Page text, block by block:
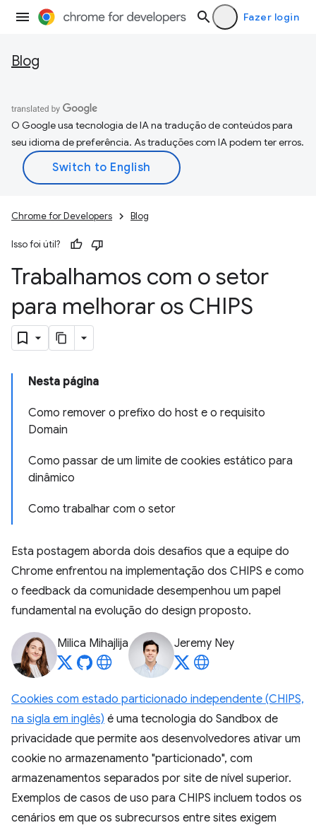
Fazer login
Blog
O Google usa tecnologia de IA na tradução de conteúdos para
seu idioma de preferência. As traduções com IA podem ter erros.
Chrome for Developers Blog
Isso foi útil?
Trabalhamos com o setor
para melhorar os CHIPS
Nesta página
Como remover o prefixo do host e o requisito
Domain
Como passar de um limite de cookies estático para
dinâmico
Como trabalhar com o setor
Esta postagem aborda dois desafios que a equipe do
Chrome enfrentou na implementação dos CHIPS e como
o feedback da comunidade desempenhou um papel
fundamental na evolução do design proposto.
Milica Mihajlija Jeremy Ney
Cookies com estado particionado independente (CHIPS,
na sigla em inglês) é uma tecnologia do Sandbox de
privacidade que permite aos desenvolvedores ativar um
cookie no armazenamento "particionado", com
armazenamentos separados por site de nível superior.
Exemplos de casos de uso para CHIPS incluem todos os
cenários em que os subrecursos entre sites exigem